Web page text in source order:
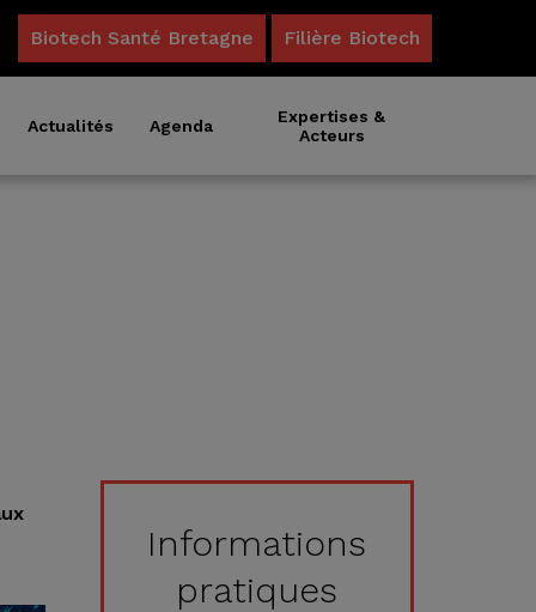
Biotech Santé Bretagne Filière Biotech
Actualités Agenda
Expertises &
Acteurs
Informations
pratiques